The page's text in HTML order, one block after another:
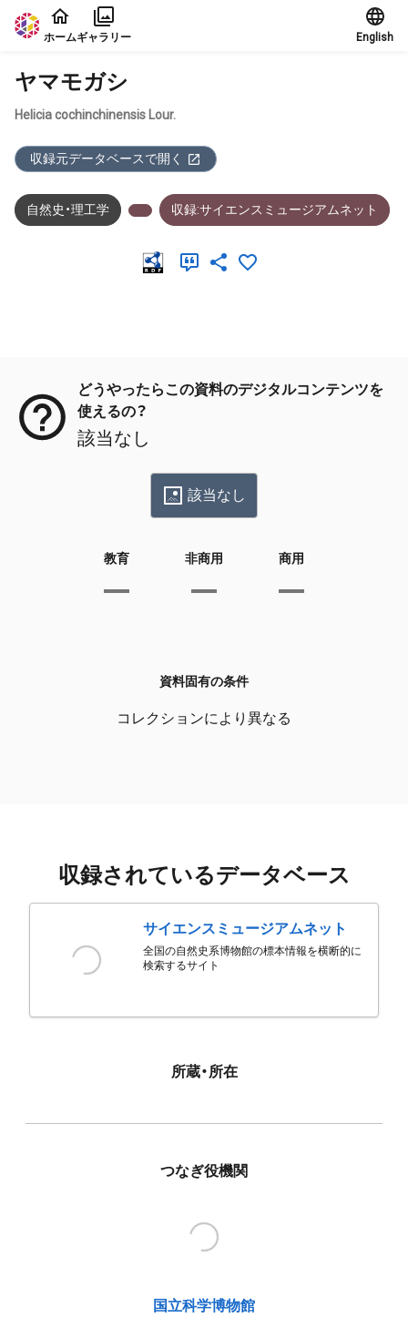
本文に飛ぶ
ホームギャラリー English
ヤマモガシ
Helicia cochinchinensis Lour.
収録元データベースで開く
自然史・理工学 収録:サイエンスミュージアムネット
どうやったらこの資料のデジタルコンテンツを
使えるの？
該当なし
該当なし
教育 非商用 商用
資料固有の条件
コレクションにより異なる
収録されているデータベース
サイエンスミュージアムネット
全国の自然史系博物館の標本情報を横断的に
検索するサイト
所蔵・所在
つなぎ役機関
国立科学博物館